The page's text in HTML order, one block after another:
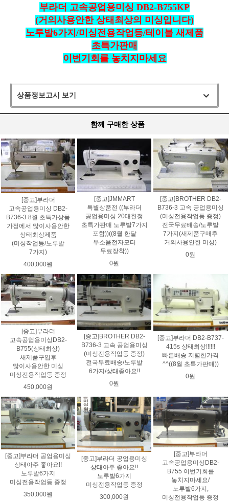
부라더 고속공업용미싱 DB2-B755KP
(거의사용안한 상태최상의 미싱입니다)
노루발6가지/미싱전용작업등/테이블 새제품
초특가판매
이번기회를 놓치지마세요
상품정보고시 보기
함께 구매한 상품
[중고]부라더
고속공업용미싱 DB2-
B736-3 8월 초특가상품
가정에서 많이사용안한
상태최상제품
(미싱작업등/노루발
7가지)
400,000원
[중고]JMMART
특별상품전 ((부라더
공업용미싱 20대한정
초특가판매 노루발7가지
포함))((8월 한달
무소음전자모터
무료장착))
0원
[중고]BROTHER DB2-
B736-3 고속 공업용미싱
(미싱전용작업등 증정)
전국무료배송/노루발
7가지(새제품구매후
거의사용안한 미싱)
0원
[중고]부라더
고속공업용미싱DB2-
B755(상태최상)
새제품구입후
많이사용안한 미싱
미싱전용작업등 증정
450,000원
[중고]BROTHER DB2-
B736-3 고속 공업용미싱
(미싱전용작업등 증정)
전국무료배송/노루발
6가지/상태좋아요!!
0원
[중고]부라더 DB2-B737-
415s 상태최상!!!!!!
빠른배송 저렴한가격
^^((8월 초특가판매))
0원
[중고]부라더 공업용미싱
상태아주 좋아요!!
노루발6가지
미싱전용작업등 증정
350,000원
[중고]부라더 공업용미싱
상태아주 좋아요!!
노루발6가지
미싱전용작업등 증정
300,000원
[중고]부라더
고속공업용미싱DB2-
B755 이번기회를
놓치지마세요/
노루발6가지,
미싱전용작업등 증정